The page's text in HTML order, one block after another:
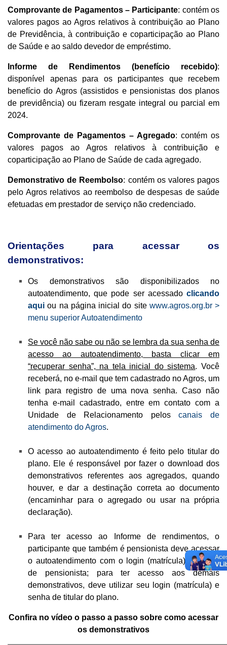
Comprovante de Pagamentos – Participante: contém os
valores pagos ao Agros relativos à contribuição ao Plano
de Previdência, à contribuição e coparticipação ao Plano
de Saúde e ao saldo devedor de empréstimo.
Informe de Rendimentos (benefício recebido):
disponível apenas para os participantes que recebem
benefício do Agros (assistidos e pensionistas dos planos
de previdência) ou fizeram resgate integral ou parcial em
2024.
Comprovante de Pagamentos – Agregado: contém os
valores pagos ao Agros relativos à contribuição e
coparticipação ao Plano de Saúde de cada agregado.
Demonstrativo de Reembolso: contém os valores pagos
pelo Agros relativos ao reembolso de despesas de saúde
efetuadas em prestador de serviço não credenciado.
Orientações para acessar os
demonstrativos:
Os demonstrativos são disponibilizados no
autoatendimento, que pode ser acessado clicando
aqui ou na página inicial do site www.agros.org.br >
menu superior Autoatendimento
Se você não sabe ou não se lembra da sua senha de
acesso ao autoatendimento, basta clicar em
“recuperar senha”, na tela inicial do sistema. Você
receberá, no e-mail que tem cadastrado no Agros, um
link para registro de uma nova senha.Caso não
tenha e-mail cadastrado, entre em contato com a
Unidade de Relacionamento peloscanais de
atendimento do Agros.
O acesso ao autoatendimento é feito pelo titular do
plano. Ele é responsável por fazer o download dos
demonstrativos referentes aos agregados, quando
houver, e dar a destinação correta ao documento
(encaminhar para o agregado ou usar na própria
declaração).
Para ter acesso ao Informe de rendimentos, o
participante que também é pensionista deve acessar
o autoatendimento com o login (matrícula) e senha
de pensionista; para ter acesso aos demais
demonstrativos, deve utilizar seu login (matrícula) e
senha de titular do plano.
Confira no vídeo o passo a passo sobre como acessar
os demonstrativos